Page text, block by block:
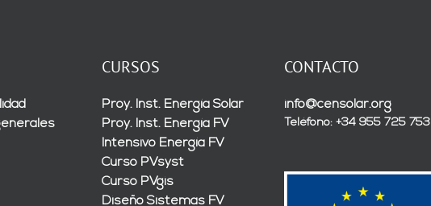
CURSOS
Proy. Inst. Energía Solar
Proy. Inst. Energía FV
Intensivo Energía FV
Curso PVsyst
Curso PVgis
Diseño Sistemas FV
CONTACTO
info@censolar.org
Teléfono: +34 955 725 753